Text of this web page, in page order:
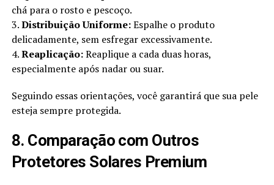
chá para o rosto e pescoço.
3.Distribuição Uniforme:Espalhe o produto
delicadamente, sem esfregar excessivamente.
4.Reaplicação:Reaplique a cada duas horas,
especialmente após nadar ou suar.
Seguindo essas orientações, você garantirá que sua pele
esteja sempre protegida.
8. Comparação com Outros
Protetores Solares Premium